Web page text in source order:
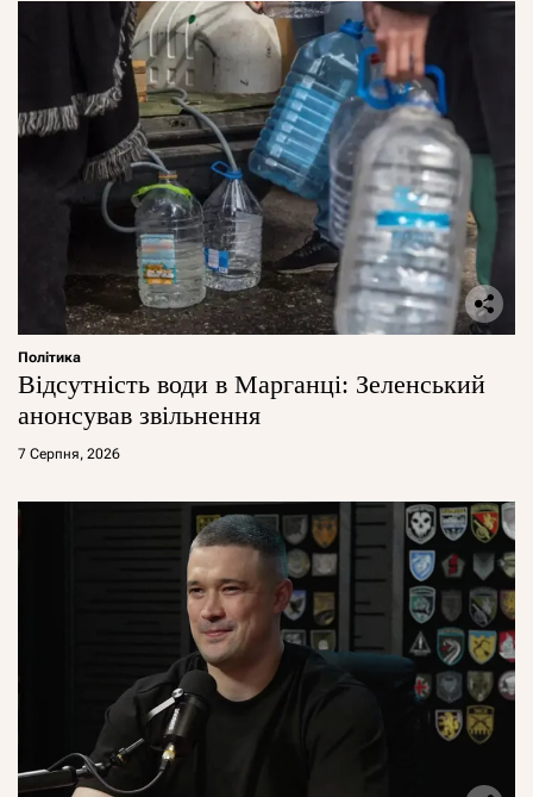
Політика
Відсутність води в Марганці: Зеленський
анонсував звільнення
7 Серпня, 2026